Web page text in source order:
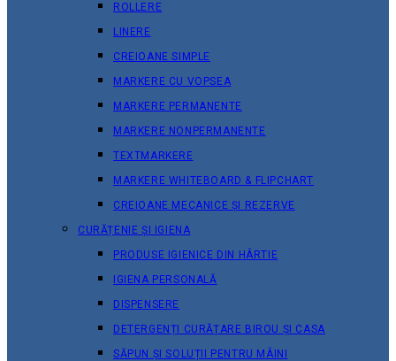
ROLLERE
LINERE
CREIOANE SIMPLE
MARKERE CU VOPSEA
MARKERE PERMANENTE
MARKERE NONPERMANENTE
TEXTMARKERE
MARKERE WHITEBOARD & FLIPCHART
CREIOANE MECANICE ȘI REZERVE
CURĂȚENIE ȘI IGIENA
PRODUSE IGIENICE DIN HÂRTIE
IGIENA PERSONALĂ
DISPENSERE
DETERGENȚI CURĂȚARE BIROU ȘI CASA
SĂPUN ȘI SOLUȚII PENTRU MÂINI